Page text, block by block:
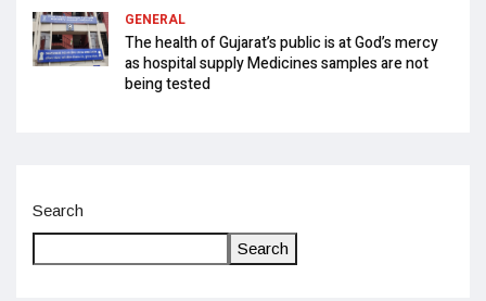
GENERAL
The health of Gujarat’s public is at God’s mercy
as hospital supply Medicines samples are not
being tested
Search
Search